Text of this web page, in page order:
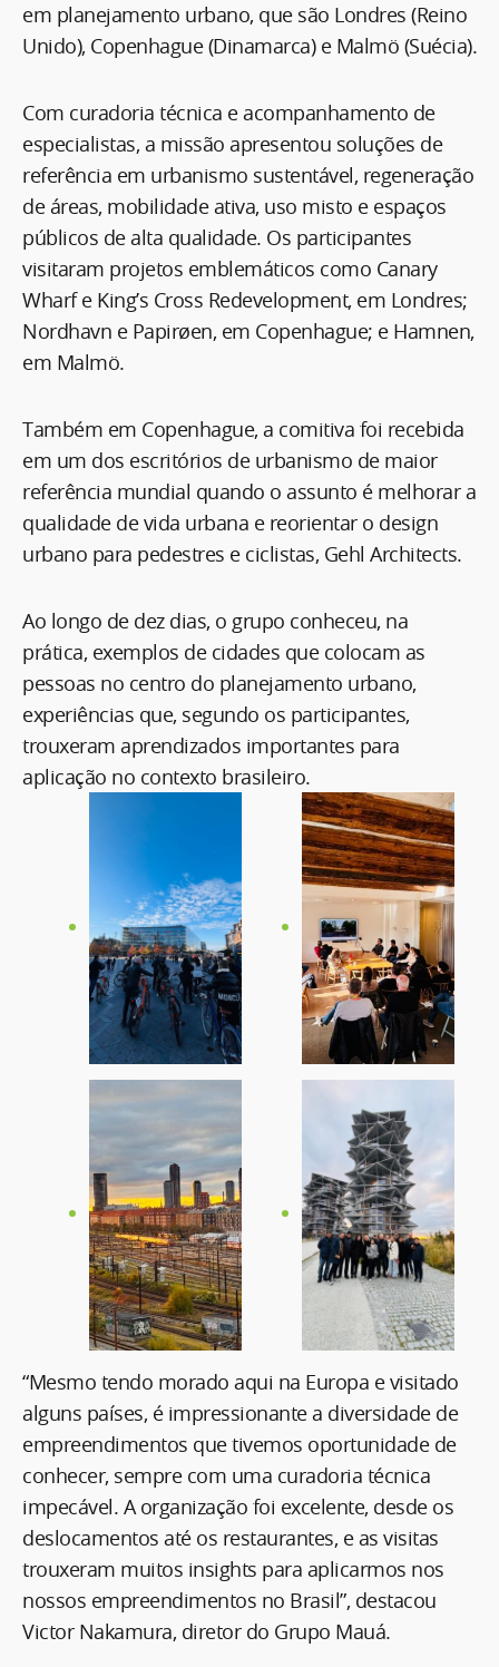
em planejamento urbano, que são Londres (Reino
Unido), Copenhague (Dinamarca) e Malmö (Suécia).
Com curadoria técnica e acompanhamento de
especialistas, a missão apresentou soluções de
referência em urbanismo sustentável, regeneração
de áreas, mobilidade ativa, uso misto e espaços
públicos de alta qualidade. Os participantes
visitaram projetos emblemáticos como Canary
Wharf e King’s Cross Redevelopment, em Londres;
Nordhavn e Papirøen, em Copenhague; e Hamnen,
em Malmö.
Também em Copenhague, a comitiva foi recebida
em um dos escritórios de urbanismo de maior
referência mundial quando o assunto é melhorar a
qualidade de vida urbana e reorientar o design
urbano para pedestres e ciclistas, Gehl Architects.
Ao longo de dez dias, o grupo conheceu, na
prática, exemplos de cidades que colocam as
pessoas no centro do planejamento urbano,
experiências que, segundo os participantes,
trouxeram aprendizados importantes para
aplicação no contexto brasileiro.
“Mesmo tendo morado aqui na Europa e visitado
alguns países, é impressionante a diversidade de
empreendimentos que tivemos oportunidade de
conhecer, sempre com uma curadoria técnica
impecável. A organização foi excelente, desde os
deslocamentos até os restaurantes, e as visitas
trouxeram muitos insights para aplicarmos nos
nossos empreendimentos no Brasil”, destacou
Victor Nakamura, diretor do Grupo Mauá.